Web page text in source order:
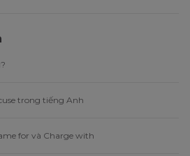
trong tiếng Anh
for và Charge with